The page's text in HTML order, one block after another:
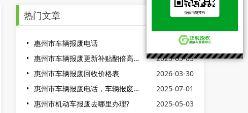
热门文章
惠州市车辆报废电话
2026-06-26
惠州市车辆报废更新补贴翻倍高至2万元
2025-05-03
惠州市车辆报废回收价格表
2026-03-30
惠州市车辆报废电话，车辆报废电话
2025-07-01
惠州市机动车报废去哪里办理?
2025-05-03